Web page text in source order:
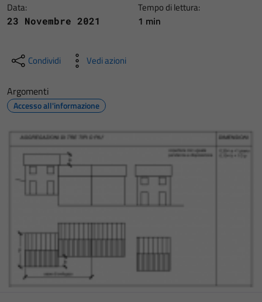
Data:
23 Novembre 2021
Tempo di lettura:
1 min
Condividi Vedi azioni
Argomenti
Accesso all'informazione